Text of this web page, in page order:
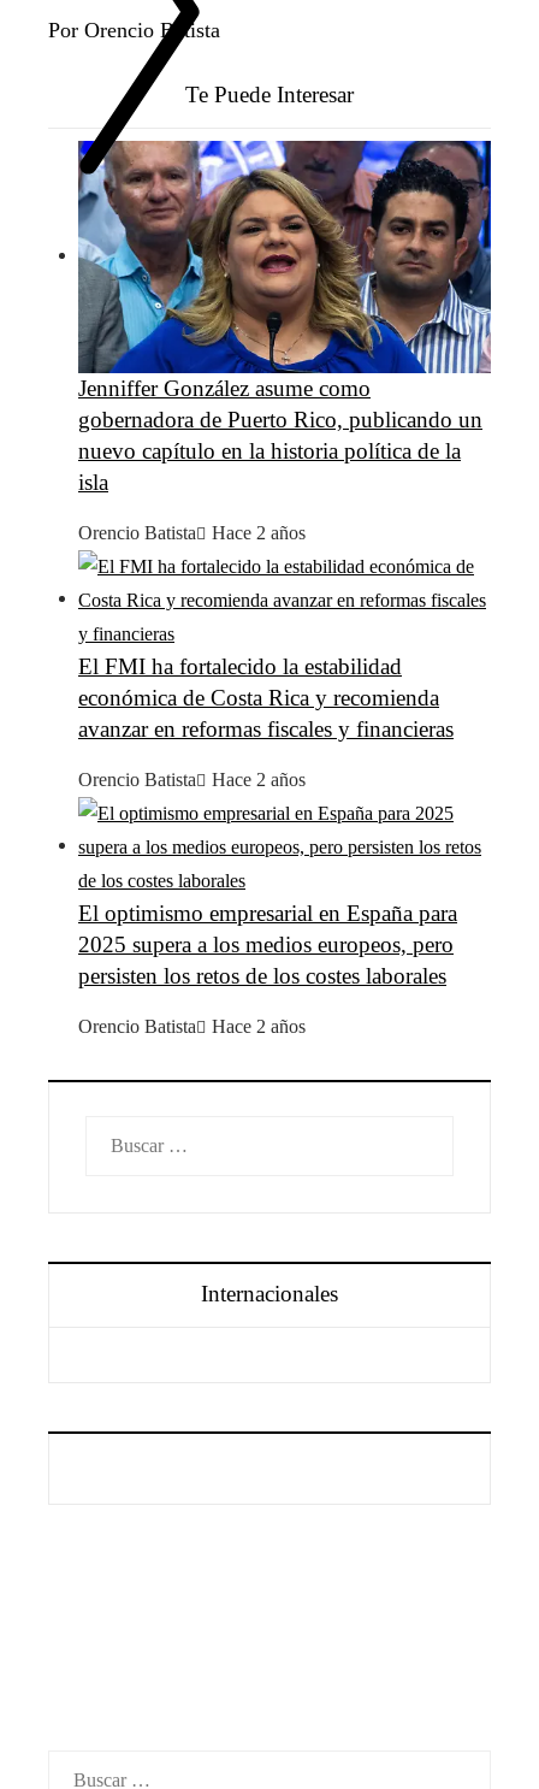
Por Orencio Batista
Te Puede Interesar
Jenniffer González asume como
gobernadora de Puerto Rico, publicando un
nuevo capítulo en la historia política de la
isla
Orencio Batista Hace 2 años
El FMI ha fortalecido la estabilidad
económica de Costa Rica y recomienda
avanzar en reformas fiscales y financieras
Orencio Batista Hace 2 años
El optimismo empresarial en España para
2025 supera a los medios europeos, pero
persisten los retos de los costes laborales
Orencio Batista Hace 2 años
Internacionales